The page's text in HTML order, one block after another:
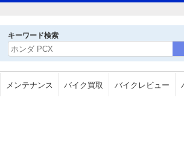
キーワード検索
メンテナンス バイク買取 バイクレビュー